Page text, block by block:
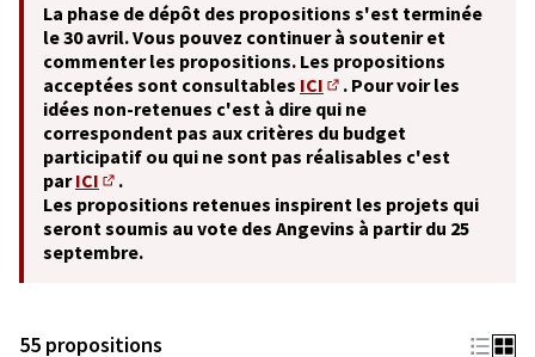
La phase de dépôt des propositions s'est terminée
le 30 avril. Vous pouvez continuer à soutenir et
commenter les propositions. Les propositions
acceptées sont consultables ICI
(S'ouvre dans un nouvel
. Pour voir les
idées non-retenues c'est à dire qui ne
correspondent pas aux critères du budget
participatif ou qui ne sont pas réalisables c'est
parICI
(S'ouvre dans un nouvel onglet)
.
Les propositions retenues inspirent les projets qui
seront soumis au vote des Angevins à partir du 25
septembre.
55 propositions